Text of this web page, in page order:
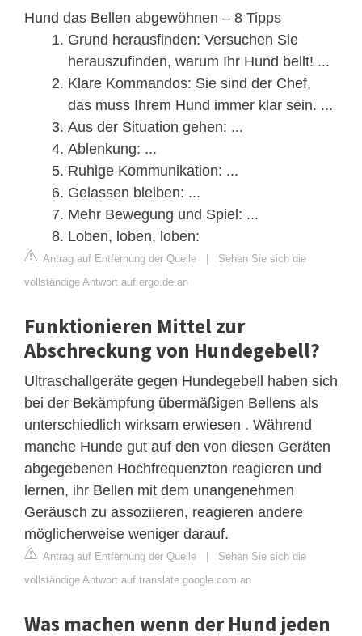
Hund das Bellen abgewöhnen – 8 Tipps
Grund herausfinden: Versuchen Sie
herauszufinden, warum Ihr Hund bellt! ...
Klare Kommandos: Sie sind der Chef,
das muss Ihrem Hund immer klar sein. ...
Aus der Situation gehen: ...
Ablenkung: ...
Ruhige Kommunikation: ...
Gelassen bleiben: ...
Mehr Bewegung und Spiel: ...
Loben, loben, loben:
Antrag auf Entfernung der Quelle | Sehen Sie sich die
vollständige Antwort auf ergo.de an
Funktionieren Mittel zur
Abschreckung von Hundegebell?
Ultraschallgeräte gegen Hundegebell haben sich
bei der Bekämpfung übermäßigen Bellens als
unterschiedlich wirksam erwiesen . Während
manche Hunde gut auf den von diesen Geräten
abgegebenen Hochfrequenzton reagieren und
lernen, ihr Bellen mit dem unangenehmen
Geräusch zu assoziieren, reagieren andere
möglicherweise weniger darauf.
Antrag auf Entfernung der Quelle | Sehen Sie sich die
vollständige Antwort auf translate.google.com an
Was machen wenn der Hund jeden